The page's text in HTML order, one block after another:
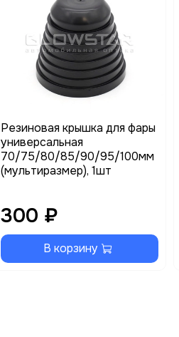
Резиновая крышка для фары
универсальная
70/75/80/85/90/95/100мм
(мультиразмер), 1шт
300 ₽
В корзину